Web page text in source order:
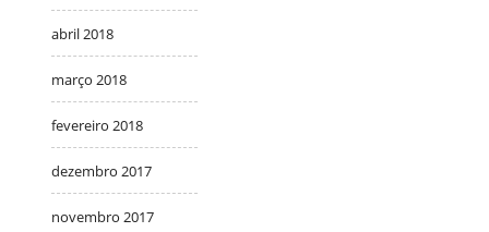
abril 2018
março 2018
fevereiro 2018
dezembro 2017
novembro 2017